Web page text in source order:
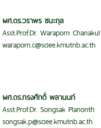
ผศ.ดร.วราพร ชนะกุล
Asst.Prof.Dr. Waraporn Chanakul
waraporn.c@sciee.kmutnb.ac.th
ผศ.ดร.ทรงศักดิ์ พลานนท์
Asst.Prof.Dr. Songsak Planonth
songsak.p@sciee.kmutnb.ac.th